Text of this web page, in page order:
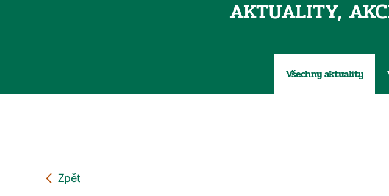
AKTUALITY,
Všechny aktuality